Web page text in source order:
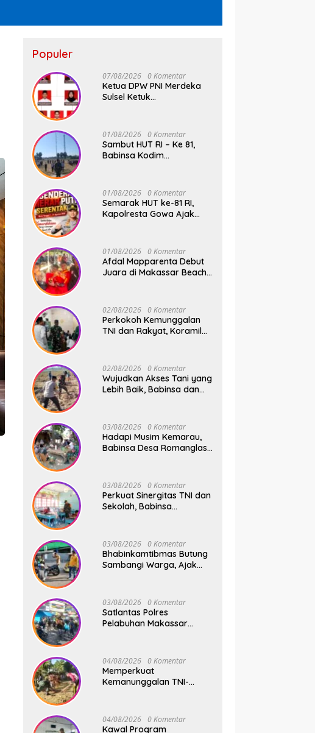
Populer
07/08/2026 0 Komentar
Ketua DPW PNI Merdeka
Sulsel Ketuk
2026
01/08/2026 0 Komentar
Sambut HUT RI – Ke 81,
Babinsa Kodim
Kedisiplinan Calon
Paskibraka Kecamatan
Bontonompo
01/08/2026 0 Komentar
Semarak HUT ke-81 RI,
Kapolresta Gowa Ajak
01/08/2026 0 Komentar
Afdal Mapparenta Debut
Juara di Makassar Beach
02/08/2026 0 Komentar
Perkokoh Kemunggalan
TNI dan Rakyat, Koramil
02/08/2026 0 Komentar
Wujudkan Akses Tani yang
Lebih Baik, Babinsa dan
Swadaya
03/08/2026 0 Komentar
Hadapi Musim Kemarau,
Babinsa Desa Romanglasa
Kesehatan
03/08/2026 0 Komentar
Perkuat Sinergitas TNI dan
Sekolah, Babinsa
Center Malakaji
03/08/2026 0 Komentar
Bhabinkamtibmas Butung
Sambangi Warga, Ajak
03/08/2026 0 Komentar
Satlantas Polres
Pelabuhan Makassar
Aman dan Lancar
04/08/2026 0 Komentar
Memperkuat
Kemanunggalan TNI-
Gelar Karya Bakti
Bersama Pemdes Jipang
04/08/2026 0 Komentar
Kawal Program